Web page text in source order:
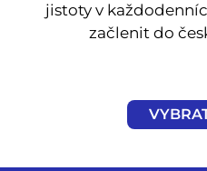
jistoty v
začlenit do